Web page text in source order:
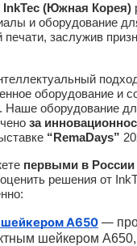
InkTec (Южная Корея)
и оборудование
заслужив
оборудование и
Наше оборудование
за
“RemaDays”
первыми в России
решения от
шейкером A650 —
шейкером